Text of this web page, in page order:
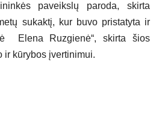
paveikslų paroda, skirta
sukaktį, kur buvo pristatyta ir
Elena Ruzgienė“, skirta šios
ir kūrybos įvertinimui.